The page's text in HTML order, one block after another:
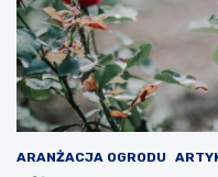
ARANŻACJA OGRODU